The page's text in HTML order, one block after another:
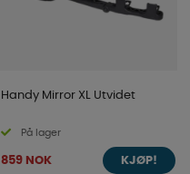
Handy Mirror XL Utvidet
På lager
859 NOK KJØP!